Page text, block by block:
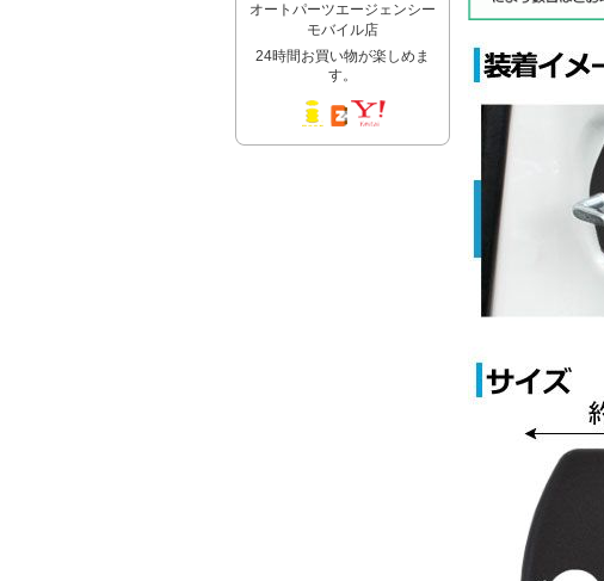
オートパーツエージェンシー
モバイル店
24時間お買い物が楽しめま
す。